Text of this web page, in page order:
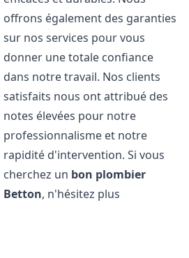
offrons également des garanties
sur nos services pour vous
donner une totale confiance
dans notre travail. Nos clients
satisfaits nous ont attribué des
notes élevées pour notre
professionnalisme et notre
rapidité d'intervention. Si vous
cherchez un bon plombier
Betton, n'hésitez plus